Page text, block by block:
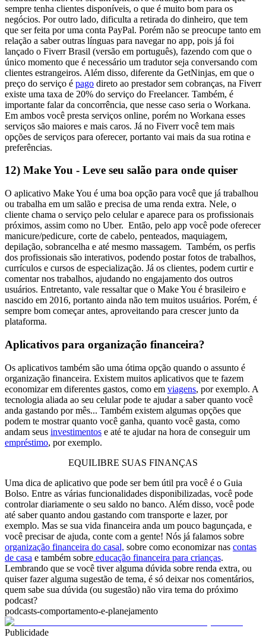
sempre tenha clientes disponíveis, o que é muito bom para os
negócios. Por outro lado, dificulta a retirada do dinheiro, que tem
que ser feita por uma conta PayPal. Porém não se preocupe tanto em
relação a saber outras línguas para navegar no app, pois já foi
lançado o Fiverr Brasil (versão em português), fazendo com que o
único momento que é necessário um tradutor seja conversando com
clientes estrangeiros. Além disso, diferente da GetNinjas, em que o
preço do serviço é pago direto ao prestador sem cobranças, na Fiverr
existe uma taxa de 20% do serviço do Freelancer. Também, é
importante falar da concorrência, que nesse caso seria o Workana.
Em ambos você presta serviços online, porém no Workana esses
serviços são maiores e mais caros. Já no Fiverr você tem mais
opções de serviços para oferecer, portanto vai mais da sua rotina e
preferências.
12) Make You - Leve seu salão para onde quiser
O aplicativo Make You é uma boa opção para você que já trabalhou
ou trabalha em um salão e precisa de uma renda extra. Nele, o
cliente chama o serviço pelo celular e aparece para os profissionais
próximos, assim como no Uber. Então, pelo app você pode oferecer
manicure/pedicure, corte de cabelo, penteados, maquiagem,
depilação, sobrancelha e até mesmo massagem. Também, os perfis
dos profissionais são interativos, podendo postar fotos de trabalhos,
currículos e cursos de especialização. Já os clientes, podem curtir e
comentar nos trabalhos, ajudando no engajamento dos outros
usuários. Entretanto, vale ressaltar que o Make You é brasileiro e
nascido em 2016, portanto ainda não tem muitos usuários. Porém, é
sempre bom começar antes, aproveitando para crescer junto da
plataforma.
Aplicativos para organização financeira?
Os aplicativos também são uma ótima opção quando o assunto é
organização financeira. Existem muitos aplicativos que te fazem
economizar em diferentes gastos, como em viagens, por exemplo. A
tecnologia aliada ao seu celular pode te ajudar a saber quanto você
anda gastando por mês... Também existem algumas opções que
podem te mostrar quanto você ganha, quanto você gasta, como
andam seus investimentos e até te ajudar na hora de conseguir um
empréstimo, por exemplo.
EQUILIBRE SUAS FINANÇAS
Uma dica de aplicativo que pode ser bem útil pra você é o Guia
Bolso. Entre as várias funcionalidades disponibilizadas, você pode
controlar diariamente o seu saldo no banco. Além disso, você pode
até saber quanto andou gastando com transporte e lazer, por
exemplo. Mas se sua vida financeira anda um pouco bagunçada, e
você precisar de ajuda, conte com a gente! Nós já falamos sobre
organização financeira do casal, sobre como economizar nas contas
de casa e também sobre educação financeira para crianças.
Lembrando que se você tiver alguma dúvida sobre renda extra, ou
quiser fazer alguma sugestão de tema, é só deixar nos comentários,
quem sabe sua dúvida (ou sugestão) não vira tema do próximo
podcast?
podcasts-comportamento-e-planejamento
Publicidade